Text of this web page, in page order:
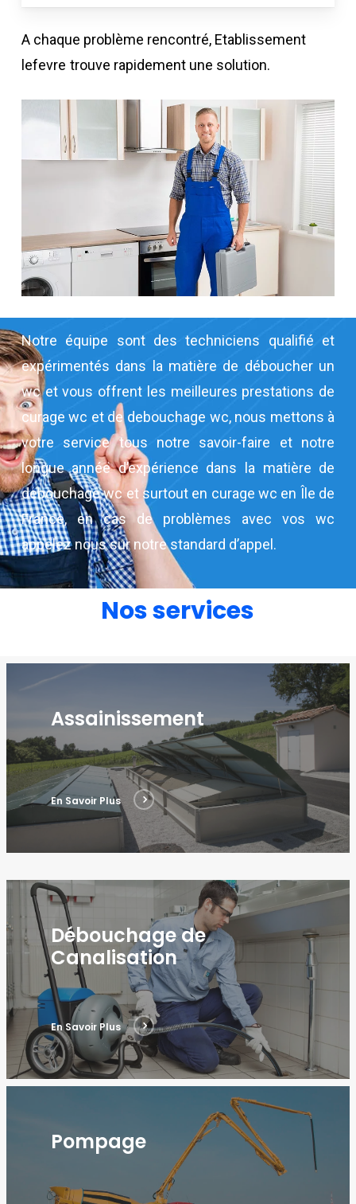
A chaque problème rencontré, Etablissement
lefevre trouve rapidement une solution.
Notre équipe sont des techniciens qualifié et
expérimentés dans la matière de déboucher un
wc et vous offrent les meilleures prestations de
curage wc et de debouchage wc, nous mettons à
votre service tous notre savoir-faire et notre
longue année d’expérience dans la matière de
debouchage wc et surtout en curage wc en Île de
France, en cas de problèmes avec vos wc
appelez nous sur notre standard d’appel.
Nos services
Assainissement
En Savoir Plus
Débouchage de
Canalisation
En Savoir Plus
Pompage